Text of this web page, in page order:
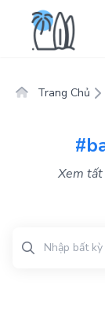
Trang Chủ
Xem